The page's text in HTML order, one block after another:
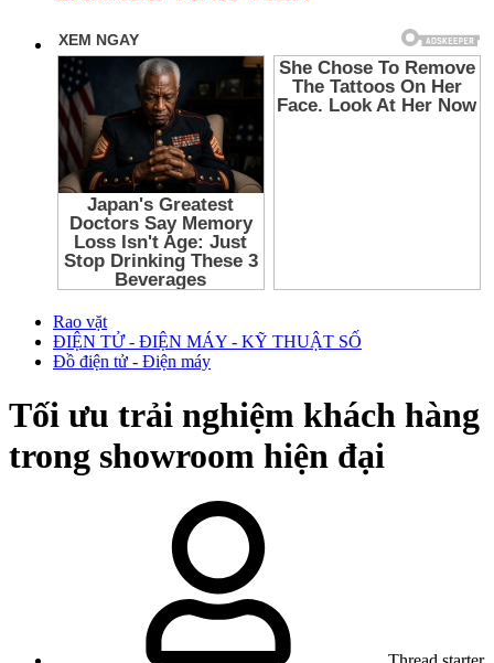
Rao vặt
ĐIỆN TỬ - ĐIỆN MÁY - KỸ THUẬT SỐ
Đồ điện tử - Điện máy
Tối ưu trải nghiệm khách hàng
trong showroom hiện đại